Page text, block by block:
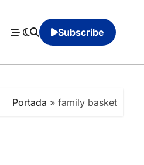
Subscribe
Portada » family basket